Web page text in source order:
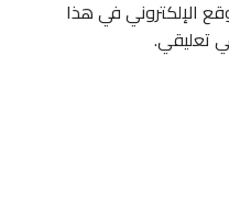
الإلكتروني في هذا
تعليقي.